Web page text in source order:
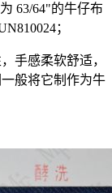
63/64"的牛仔布
；
手感柔软舒适，
般将它制作为牛